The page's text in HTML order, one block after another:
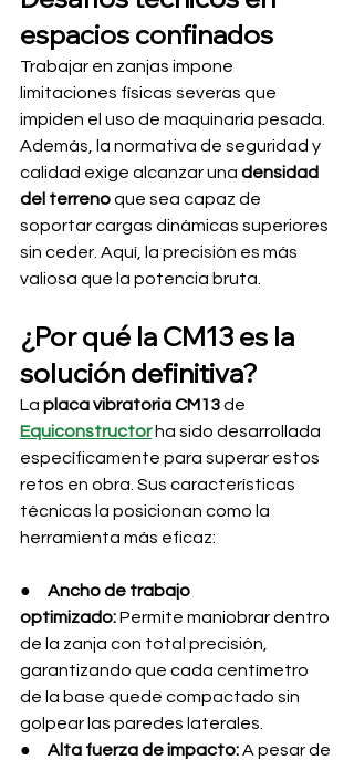
espacios confinados
Trabajar en zanjas impone
limitaciones físicas severas que
impiden el uso de maquinaria pesada.
Además, la normativa de seguridad y
calidad exige alcanzar una densidad
del terreno que sea capaz de
soportar cargas dinámicas superiores
sin ceder. Aquí, la precisión es más
valiosa que la potencia bruta.
¿Por qué la CM13 es la
solución definitiva?
La placa vibratoria CM13 de
Equiconstructor ha sido desarrollada
específicamente para superar estos
retos en obra. Sus características
técnicas la posicionan como la
herramienta más eficaz:
● Ancho de trabajo
optimizado: Permite maniobrar dentro
de la zanja con total precisión,
garantizando que cada centímetro
de la base quede compactado sin
golpear las paredes laterales.
● Alta fuerza de impacto: A pesar de